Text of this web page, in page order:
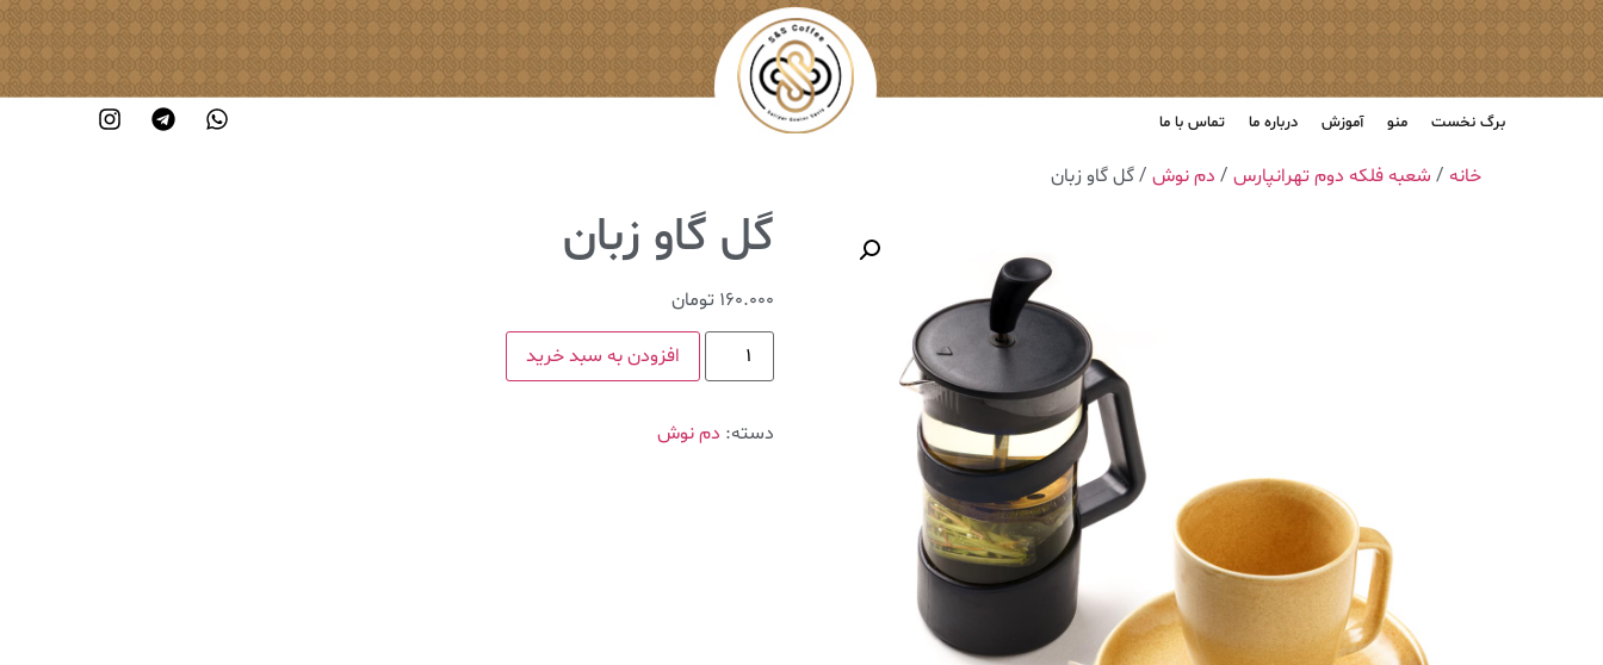
برگ نخست منو آموزش درباره ما تماس با ما
خانه / شعبه فلکه دوم تهرانپارس / دم نوش / گل گاو زبان
گل گاو زبان
160.000 تومان
افزودن به سبد خرید
دسته: دم نوش